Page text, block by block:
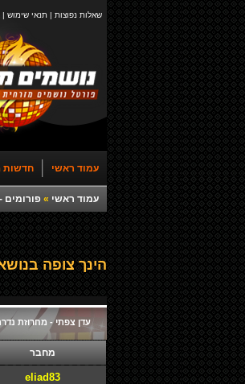
שאלות נפוצות | תנאי שימוש |
עמוד ראשי חדשות
עמוד ראשי » פורומים
הינך צופה
עדן צפתי - מחרוזת נדרת לי נדר
מחבר
eliad83